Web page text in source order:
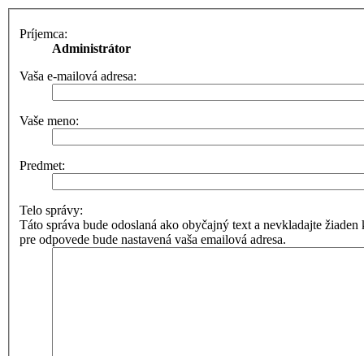
Príjemca:
Administrátor
Vaša e-mailová adresa:
Vaše meno:
Predmet:
Telo správy:
Táto správa bude odoslaná ako obyčajný text a nevkladajte
pre odpovede bude nastavená vaša emailová adresa.